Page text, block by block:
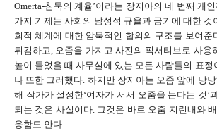
Omerta-침묵의 계율’이라는 장지아의 네 번째 개
가지 기제는 사회의 남성적 규율과 금기에 대한 것
회적 체계에 대한 암묵적인 합의의 구조를 보여준
튀김하고, 오줌을 가지고 사진의 픽서티브로 사용
높이 들었을 때 사무실에 있는 모든 사람들의 표정
나 또한 그러했다. 하지만 장지아는 오줌 앞에 당
해 작가가 설정한‘여자가 서서 오줌을 눈다는 것
되는 것은 사실이다. 그것은 바로 오줌 지린내와
응함도 안다.